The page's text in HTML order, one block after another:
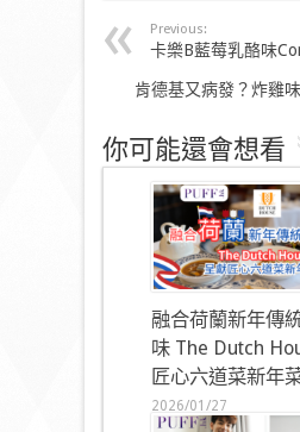
Previous:
卡樂B藍莓乳酪味
肯德基又病發？炸雞
你可能還會想看
融合荷蘭新年傳
味 The Dutch
匠心六道菜新年
2026/01/27